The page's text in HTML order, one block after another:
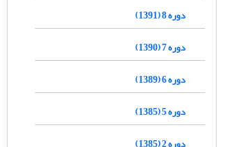
دوره 8 (1391)
دوره 7 (1390)
دوره 6 (1389)
دوره 5 (1385)